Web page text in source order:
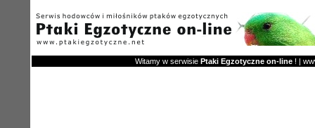
Witamy w serwisie Ptaki Egzotyczne on-line ! |